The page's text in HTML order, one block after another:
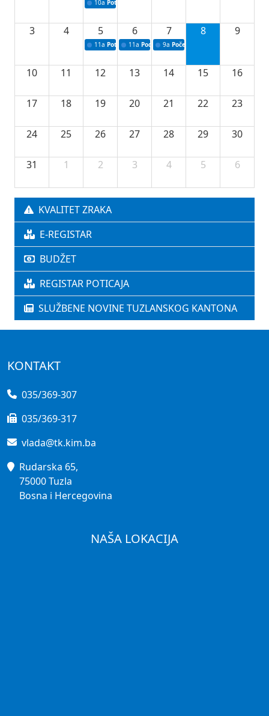
10a Potpisivanje ugovora sa neprofitnim
3 4 5
11a Potpisivanje ugovora o stipendijama za
6
11a Podrška razvoju vodne infrastrukture u
7
9a Početak izgradnje nove
8 9
10 11 12 13 14 15 16
17 18 19 20 21 22 23
24 25 26 27 28 29 30
31 1 2 3 4 5 6
KVALITET ZRAKA
E-REGISTAR
BUDŽET
REGISTAR POTICAJA
SLUŽBENE NOVINE TUZLANSKOG KANTONA
KONTAKT
035/369-307
035/369-317
vlada@tk.kim.ba
Rudarska 65,
75000 Tuzla
Bosna i Hercegovina
NAŠA LOKACIJA